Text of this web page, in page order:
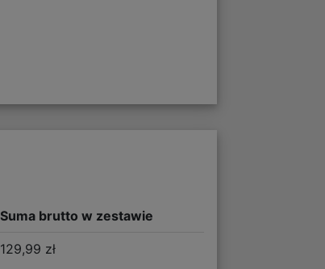
Suma brutto w zestawie
129,99 zł